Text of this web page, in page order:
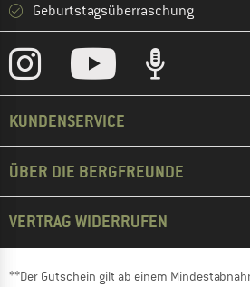
Geburtstagsüberraschung
KUNDENSERVICE
ÜBER DIE BERGFREUNDE
VERTRAG WIDERRUFEN
**Der Gutschein gilt ab einem